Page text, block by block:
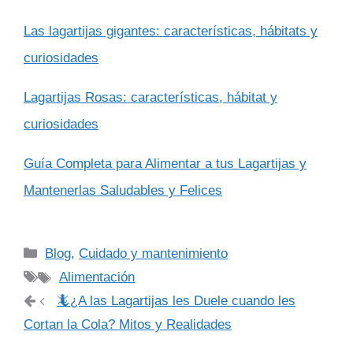
Las lagartijas gigantes: características, hábitats y
curiosidades
Lagartijas Rosas: características, hábitat y
curiosidades
Guía Completa para Alimentar a tus Lagartijas y
Mantenerlas Saludables y Felices
Categorías
Blog,Cuidado y mantenimiento
Etiquetas
Alimentación
🦎¿A las Lagartijas les Duele cuando les
Cortan la Cola? Mitos y Realidades